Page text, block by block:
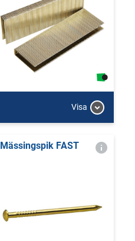
Visa
Mässingspik FAST